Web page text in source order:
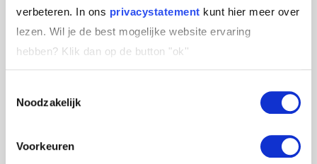
verbeteren. In ons privacystatement kunt hier meer over
lezen. Wil je de best mogelijke website ervaring
hebben? Klik dan op de button "ok''
Noodzakelijk
Voorkeuren
komen, te reflecteren en wellicht ook in
moderne vormen de nabijheid met elkaar te
ervaren. Om zo straks een gezond en leerzaam
Heb je vragen? Neem gerust contact met ons op
coronatijd trainen.